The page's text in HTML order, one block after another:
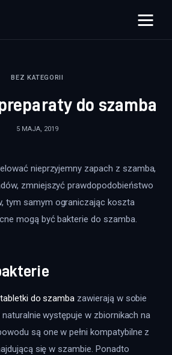
BEZ KATEGORII
do szamba
5 MAJA, 2019
nieprzyjemny zapach z szamba,
zmniejszyć prawdopodobieństwo
tym samym ograniczając koszta
mogą być bakterie do szamba.
tabletki do szamba zawierają w sobie
występuje w zbiornikach na
są one w pełni kompatybilne z
się w szambie. Ponadto